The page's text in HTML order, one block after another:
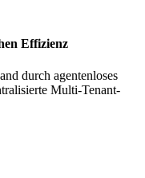
Effizienz
durch agentenloses
Multi-Tenant-